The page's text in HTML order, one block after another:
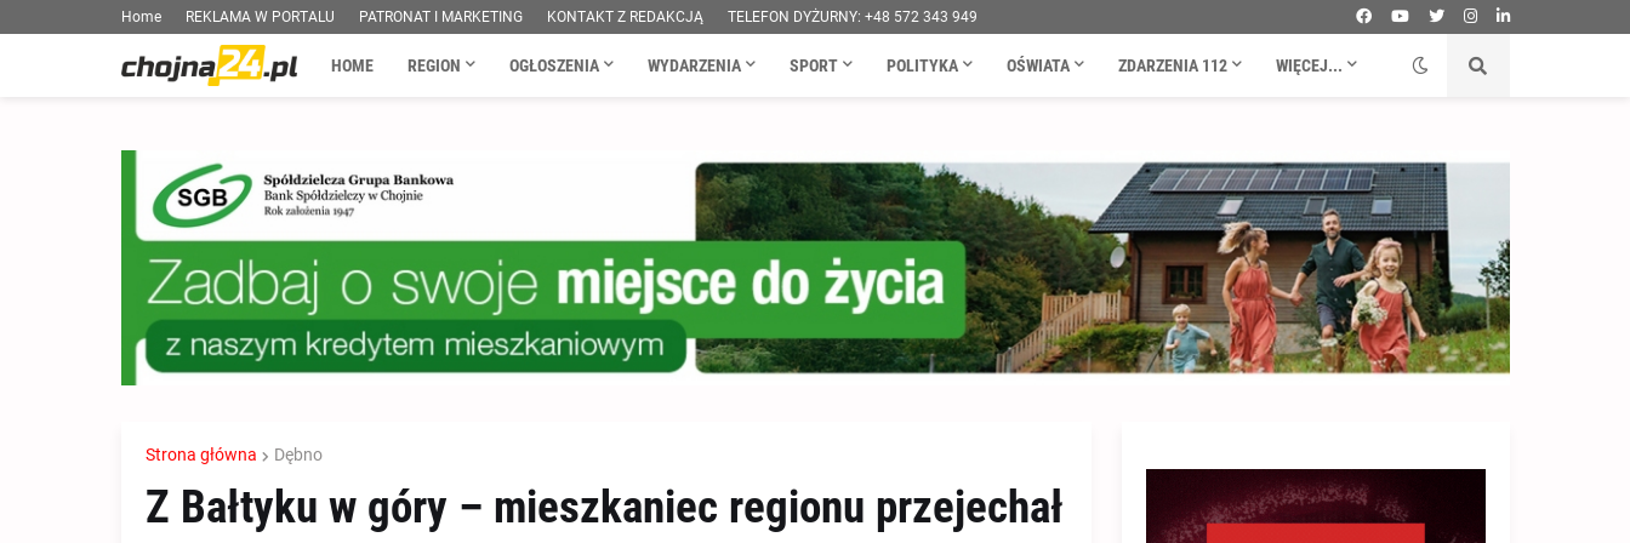
Home REKLAMA W PORTALU PATRONAT I MARKETING KONTAKT Z REDAKCJĄ TELEFON DYŻURNY: +48 572 343 949
HOME REGION OGŁOSZENIA WYDARZENIA SPORT POLITYKA OŚWIATA ZDARZENIA 112 WIĘCEJ...
Strona główna Dębno
Z Bałtyku w góry – mieszkaniec regionu przejechał